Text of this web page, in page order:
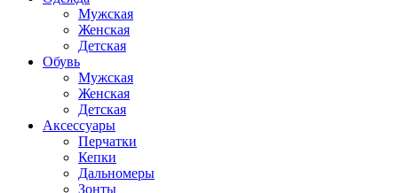
Мужская
Женская
Детская
Обувь
Мужская
Женская
Детская
Аксессуары
Перчатки
Кепки
Дальномеры
Зонты